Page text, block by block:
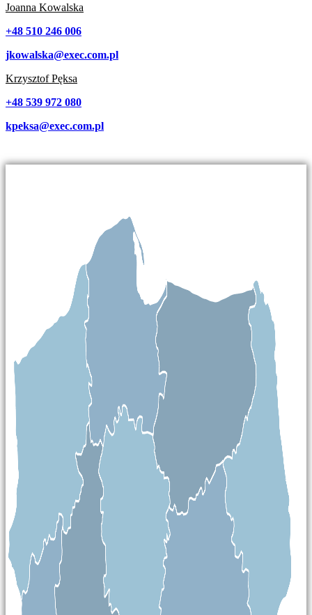
Joanna Kowalska
+48 510 246 006
jkowalska@exec.com.pl
Krzysztof Pęksa
+48 539 972 080
kpeksa@exec.com.pl